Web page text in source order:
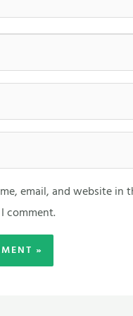
email, and website in
comment.